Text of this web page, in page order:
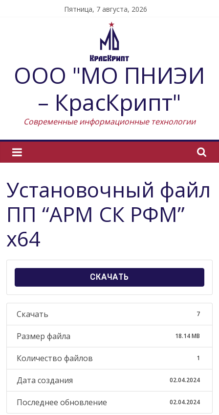
Пятница, 7 августа, 2026
ООО "МО ПНИЭИ
– КрасКрипт"
Современные информационные технологии
Установочный файл
ПП “АРМ СК РФМ”
x64
СКАЧАТЬ
Скачать 7
Размер файла 18.14 MB
Количество файлов 1
Дата создания 02.04.2024
Последнее обновление 02.04.2024